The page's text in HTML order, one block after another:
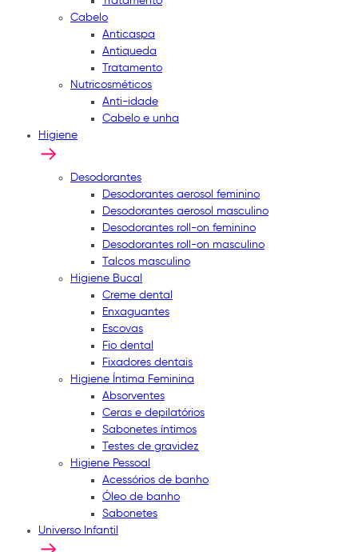
Cabelo
Anticaspa
Antiqueda
Tratamento
Nutricosméticos
Anti-idade
Cabelo e unha
Higiene
Desodorantes
Desodorantes aerosol feminino
Desodorantes aerosol masculino
Desodorantes roll-on feminino
Desodorantes roll-on masculino
Talcos masculino
Higiene Bucal
Creme dental
Enxaguantes
Escovas
Fio dental
Fixadores dentais
Higiene Íntima Feminina
Absorventes
Ceras e depilatórios
Sabonetes íntimos
Testes de gravidez
Higiene Pessoal
Acessórios de banho
Óleo de banho
Sabonetes
Universo Infantil